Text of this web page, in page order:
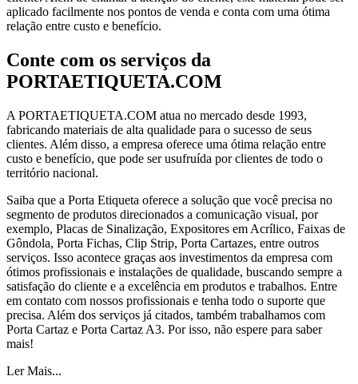
aplicado facilmente nos pontos de venda e conta com uma ótima
relação entre custo e benefício.
Conte com os serviços da
PORTAETIQUETA.COM
A PORTAETIQUETA.COM atua no mercado desde 1993,
fabricando materiais de alta qualidade para o sucesso de seus
clientes. Além disso, a empresa oferece uma ótima relação entre
custo e benefício, que pode ser usufruída por clientes de todo o
território nacional.
Saiba que a Porta Etiqueta oferece a solução que você precisa no
segmento de produtos direcionados a comunicação visual, por
exemplo, Placas de Sinalização, Expositores em Acrílico, Faixas de
Gôndola, Porta Fichas, Clip Strip, Porta Cartazes, entre outros
serviços. Isso acontece graças aos investimentos da empresa com
ótimos profissionais e instalações de qualidade, buscando sempre a
satisfação do cliente e a excelência em produtos e trabalhos. Entre
em contato com nossos profissionais e tenha todo o suporte que
precisa. Além dos serviços já citados, também trabalhamos com
Porta Cartaz e Porta Cartaz A3. Por isso, não espere para saber
mais!
Ler Mais...